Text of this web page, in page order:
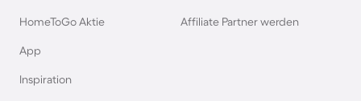
HomeToGo Aktie
App
Inspiration
Affiliate Partner werden